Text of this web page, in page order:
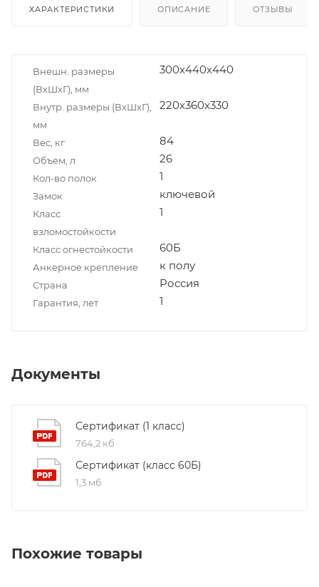
ХАРАКТЕРИСТИКИ ОПИСАНИЕ ОТЗЫВЫ
Внешн. размеры
(ВxШxГ), мм
300x440x440
Внутр. размеры (ВxШxГ),
мм
220x360x330
Вес, кг 84
Объем, л 26
Кол-во полок 1
Замок ключевой
Класс
взломостойкости
1
Класс огнестойкости 60Б
Анкерное крепление к полу
Страна Россия
Гарантия, лет 1
Документы
Сертификат (1 класс)
764,2 кб
Сертификат (класс 60Б)
1,3 мб
Похожие товары